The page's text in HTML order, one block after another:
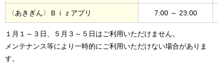
〈あきぎん〉Ｂｉｚアプリ 7:00 ～ 23:00
１月１～３日、５月３～５日はご利用いただけません。
メンテナンス等により一時的にご利用いただけない場合がありま
す。